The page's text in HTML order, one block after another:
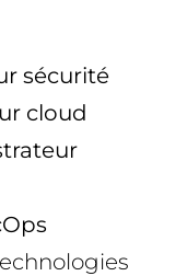
sécurité
cloud